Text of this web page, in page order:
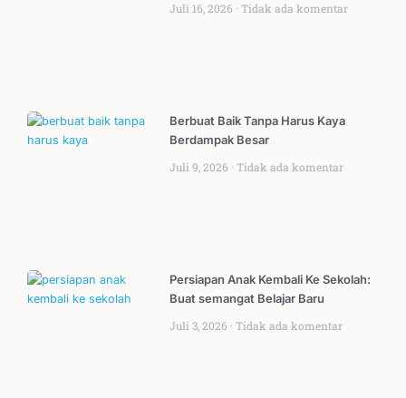
Juli 16, 2026
Tidak ada komentar
Berbuat Baik Tanpa Harus Kaya
Berdampak Besar
Juli 9, 2026
Tidak ada komentar
Persiapan Anak Kembali Ke Sekolah:
Buat semangat Belajar Baru
Juli 3, 2026
Tidak ada komentar